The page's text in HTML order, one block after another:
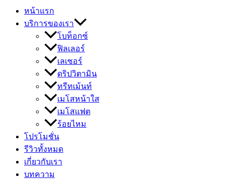
หน้าแรก
บริการของเรา
โบท็อกซ์
ฟิลเลอร์
เลเซอร์
ดริปวิตามิน
ทรีทเม้นท์
เมโสหน้าใส
เมโสแฟต
ร้อยไหม
โปรโมชั่น
รีวิวทั้งหมด
เกี่ยวกับเรา
บทความ